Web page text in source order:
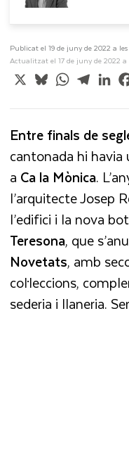
Publicat el 19 de juny de 2022 a les
Actualitzat el 17 de juny de 2022 a
X BlueskyWhatsApp
Entre finals de
cantonada hi havia
a Ca la Mònica.
l’arquitecte Josep
l’edifici i la nova
Teresona, que
Novetats, amb
col·leccions,
sederia i llaneria.